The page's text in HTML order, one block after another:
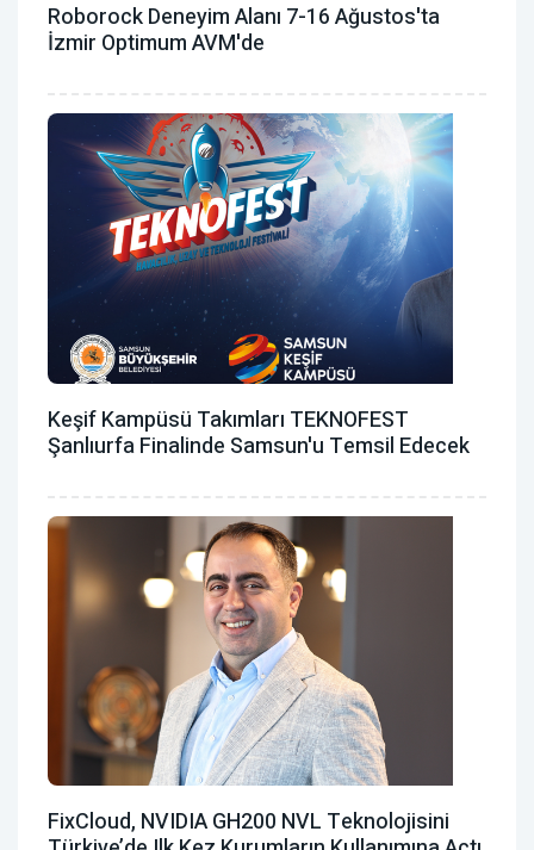
Roborock Deneyim Alanı 7-16 Ağustos'ta
İzmir Optimum AVM'de
Keşif Kampüsü Takımları TEKNOFEST
Şanlıurfa Finalinde Samsun'u Temsil Edecek
FixCloud, NVIDIA GH200 NVL Teknolojisini